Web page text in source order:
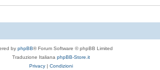
by phpBB® Forum Software © phpBB Limited
Traduzione Italiana phpBB-Store.it
Privacy | Condizioni